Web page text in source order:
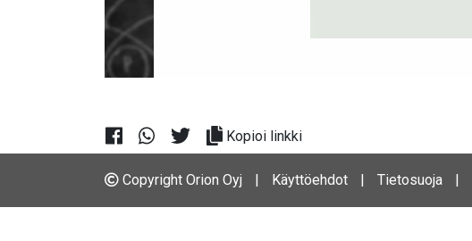
Kopioi linkki
Copyright Orion Oyj | Käyttöehdot | Tietosuoja |